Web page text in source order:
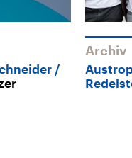
Archiv